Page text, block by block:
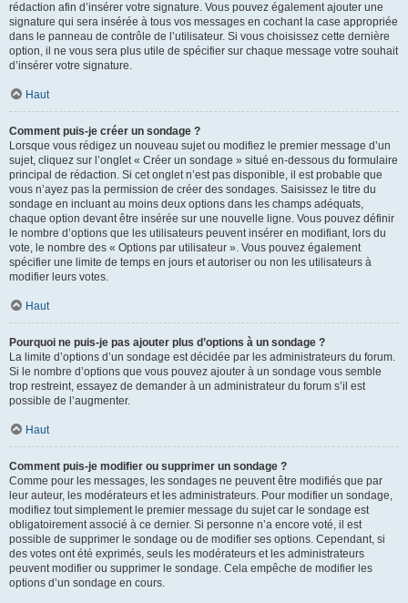
rédaction afin d’insérer votre signature. Vous pouvez également ajouter une
signature qui sera insérée à tous vos messages en cochant la case appropriée
dans le panneau de contrôle de l’utilisateur. Si vous choisissez cette dernière
option, il ne vous sera plus utile de spécifier sur chaque message votre souhait
d’insérer votre signature.
Haut
Comment puis-je créer un sondage ?
Lorsque vous rédigez un nouveau sujet ou modifiez le premier message d’un
sujet, cliquez sur l’onglet « Créer un sondage » situé en-dessous du formulaire
principal de rédaction. Si cet onglet n’est pas disponible, il est probable que
vous n’ayez pas la permission de créer des sondages. Saisissez le titre du
sondage en incluant au moins deux options dans les champs adéquats,
chaque option devant être insérée sur une nouvelle ligne. Vous pouvez définir
le nombre d’options que les utilisateurs peuvent insérer en modifiant, lors du
vote, le nombre des « Options par utilisateur ». Vous pouvez également
spécifier une limite de temps en jours et autoriser ou non les utilisateurs à
modifier leurs votes.
Haut
Pourquoi ne puis-je pas ajouter plus d’options à un sondage ?
La limite d’options d’un sondage est décidée par les administrateurs du forum.
Si le nombre d’options que vous pouvez ajouter à un sondage vous semble
trop restreint, essayez de demander à un administrateur du forum s’il est
possible de l’augmenter.
Haut
Comment puis-je modifier ou supprimer un sondage ?
Comme pour les messages, les sondages ne peuvent être modifiés que par
leur auteur, les modérateurs et les administrateurs. Pour modifier un sondage,
modifiez tout simplement le premier message du sujet car le sondage est
obligatoirement associé à ce dernier. Si personne n’a encore voté, il est
possible de supprimer le sondage ou de modifier ses options. Cependant, si
des votes ont été exprimés, seuls les modérateurs et les administrateurs
peuvent modifier ou supprimer le sondage. Cela empêche de modifier les
options d’un sondage en cours.